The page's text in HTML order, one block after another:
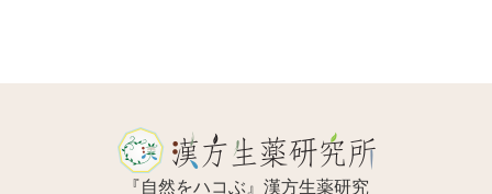
『自然をハコぶ』漢方生薬研究